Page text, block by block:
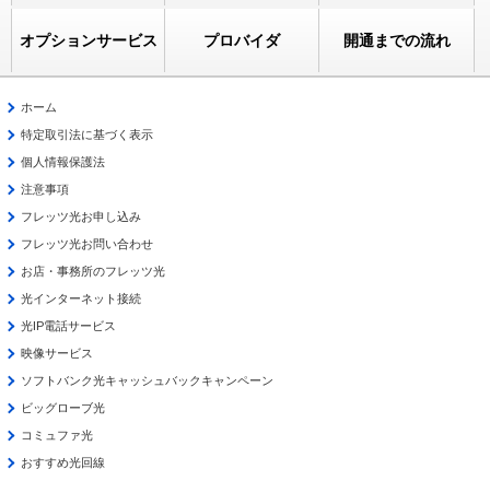
オプションサービス プロバイダ 開通までの流れ
ホーム
特定取引法に基づく表示
個人情報保護法
注意事項
フレッツ光お申し込み
フレッツ光お問い合わせ
お店・事務所のフレッツ光
光インターネット接続
光IP電話サービス
映像サービス
ソフトバンク光キャッシュバックキャンペーン
ビッグローブ光
コミュファ光
おすすめ光回線